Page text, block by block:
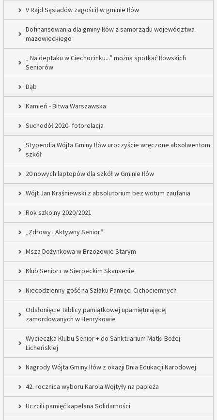
V Rajd Sąsiadów zagościł w gminie Iłów
Dofinansowania dla gminy Iłów z samorządu województwa
mazowieckiego
„ Na deptaku w Ciechocinku...” można spotkać Iłowskich
Seniorów
Dąb
Kamień - Bitwa Warszawska
Suchodół 2020- fotorelacja
Stypendia Wójta Gminy Iłów uroczyście wręczone absolwentom
szkół
20 nowych laptopów dla szkół w Gminie Iłów
Wójt Jan Kraśniewski z absolutorium bez wotum zaufania
Rok szkolny 2020/2021
„Zdrowy i Aktywny Senior”
Msza Dożynkowa w Brzozowie Starym
Klub Senior+ w Sierpeckim Skansenie
Niecodzienny gość na Szlaku Pamięci Cichociemnych
Odsłonięcie tablicy pamiątkowej upamiętniającej
zamordowanych w Henrykowie
Wycieczka Klubu Senior + do Sanktuarium Matki Bożej
Licheńskiej
Nagrody Wójta Gminy Iłów z okazji Dnia Edukacji Narodowej
42. rocznica wyboru Karola Wojtyły na papieża
Uczcili pamięć kapelana Solidarności